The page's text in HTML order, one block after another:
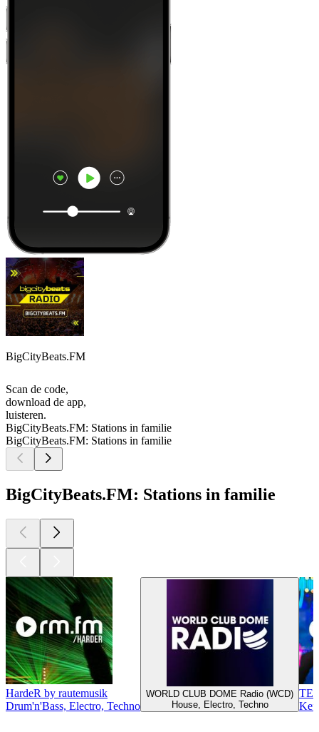
BigCityBeats.FM
Scan de code,
download de app,
luisteren.
BigCityBeats.FM: Stations in familie
BigCityBeats.FM: Stations in familie
BigCityBeats.FM: Stations in familie
HardeR by rautemusik
Drum'n'Bass, Electro, Techno
WORLD CLUB DOME Radio (WCD)
House, Electro, Techno